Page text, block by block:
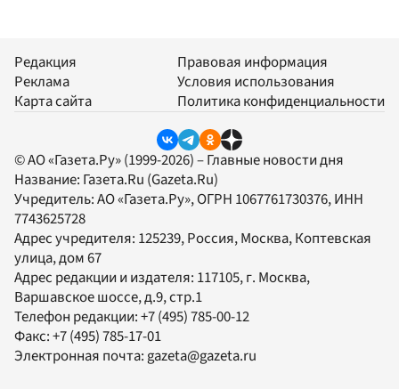
Редакция
Реклама
Карта сайта
Правовая информация
Условия использования
Политика конфиденциальности
© АО «Газета.Ру» (1999-2026) – Главные новости дня
Название: Газета.Ru (Gazeta.Ru)
Учредитель:АО «Газета.Ру», ОГРН 1067761730376, ИНН
7743625728
Адрес учредителя: 125239, Россия, Москва, Коптевская
улица, дом 67
Адрес редакции и издателя: 117105, г. Москва,
Варшавское шоссе, д.9, стр.1
Телефон редакции:+7 (495) 785-00-12
Факс:+7 (495) 785-17-01
Электронная почта:gazeta@gazeta.ru